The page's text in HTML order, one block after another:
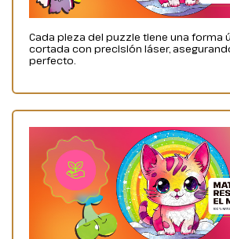
Cada pieza del puzzle tiene una forma
cortada con precisión láser,
perfecto.